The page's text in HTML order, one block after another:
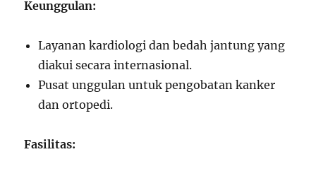
Keunggulan:
Layanan kardiologi dan bedah jantung yang
diakui secara internasional.
Pusat unggulan untuk pengobatan kanker
dan ortopedi.
Fasilitas: